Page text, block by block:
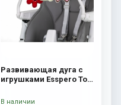
Развивающая дуга с
игрушками Esspero Toy
В наличии